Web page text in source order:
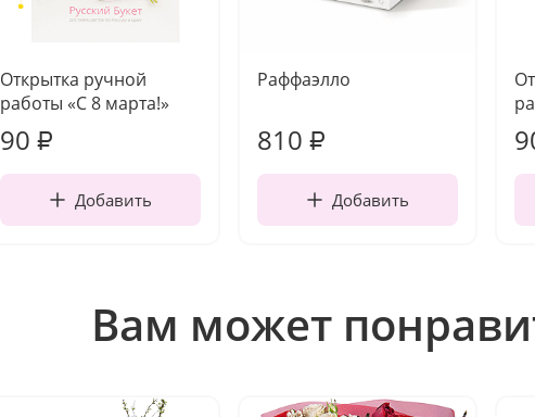
Открытка ручной
работы «С 8 марта!»
90 ₽
Добавить
Раффаэлло
810 ₽
Добавить
Вам может